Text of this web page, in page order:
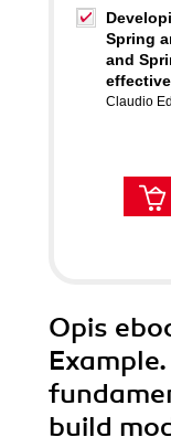
Spring
and
Claudio
Opis
build